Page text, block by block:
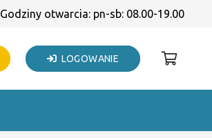
Godziny otwarcia: pn-sb: 08.00-19.00
LOGOWANIE